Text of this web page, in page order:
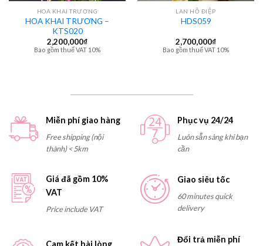
HOA KHAI TRƯƠNG
HOA KHAI TRƯƠNG –
KTS020
2,200,000₫
Bao gồm thuế VAT 10%
LAN HỒ ĐIỆP
HDS059
2,700,000₫
Bao gồm thuế VAT 10%
Miễn phí giao hàng
Free shipping (nội
thành) < 5km
Phục vụ 24/24
Luôn sẵn sàng khi bạn
cần
Giá đã gồm 10%
VAT
Price include VAT
Giao siêu tốc
60 minutes quick
delivery
Đổi trả miễn phí